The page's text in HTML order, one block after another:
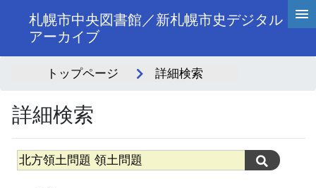
札幌市中央図書館／新札幌市史デジタル
アーカイブ
トップページ 詳細検索
詳細検索